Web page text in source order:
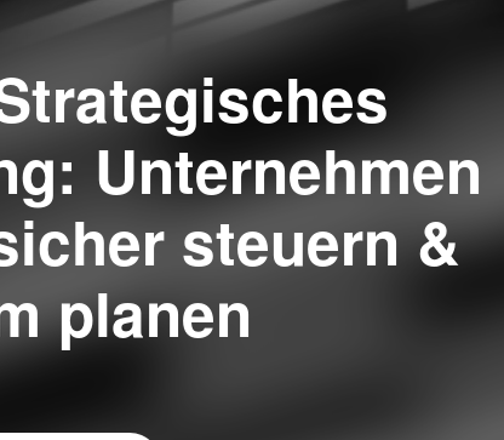
Unternehmen
steuern &
planen